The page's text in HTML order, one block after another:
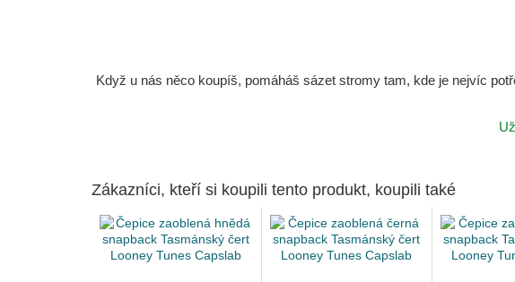
Když u nás něco koupíš, pomáháš sázet stromy tam, kde je nejvíc
Zákazníci, kteří si koupili tento produkt, koupili také